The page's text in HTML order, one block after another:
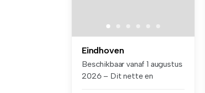
Eindhoven
Beschikbaar vanaf 1 augustus
2026 – Dit nette en